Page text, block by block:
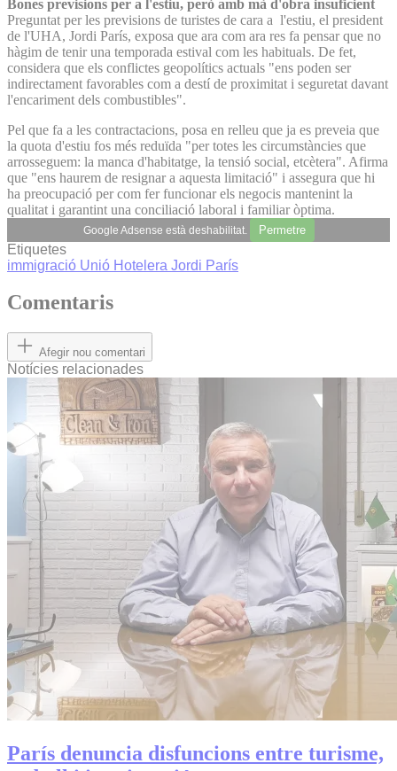
Bones previsions per a l'estiu, però amb mà d'obra insuficient
Preguntat per les previsions de turistes de cara a l'estiu, el president
de l'UHA, Jordi París, exposa que ara com ara res fa pensar que no
hàgim de tenir una temporada estival com les habituals. De fet,
considera que els conflictes geopolítics actuals "ens poden ser
indirectament favorables com a destí de proximitat i seguretat davant
l'encariment dels combustibles".
Pel que fa a les contractacions, posa en relleu que ja es preveia que
la quota d'estiu fos més reduïda "per totes les circumstàncies que
arrosseguem: la manca d'habitatge, la tensió social, etcètera". Afirma
que "ens haurem de resignar a aquesta limitació" i assegura que hi
ha preocupació per com fer funcionar els negocis mantenint la
qualitat i garantint una conciliació laboral i familiar òptima.
Google Adsense està deshabilitat. Permetre
Etiquetes
immigració Unió Hotelera Jordi París
Comentaris
Afegir nou comentari
Notícies relacionades
París denuncia disfuncions entre turisme,